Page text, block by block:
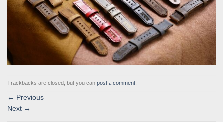
Trackbacks are closed, but you can post a comment
← Previous
Next →